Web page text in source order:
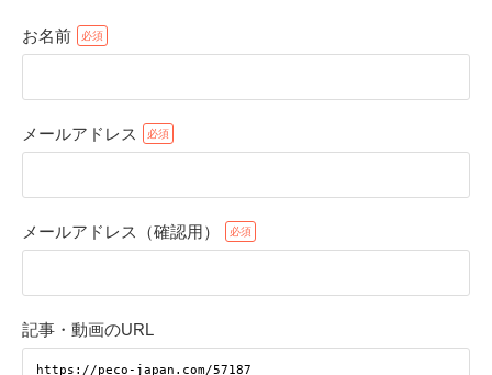
お名前
メールアドレス
メールアドレス（確認用）
記事・動画のURL
アプリで開く